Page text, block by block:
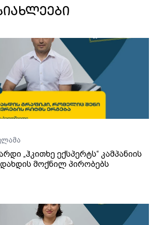
„ჰკითხე ექსპერტს“ კამპანიის
მოქნილ პირობებს